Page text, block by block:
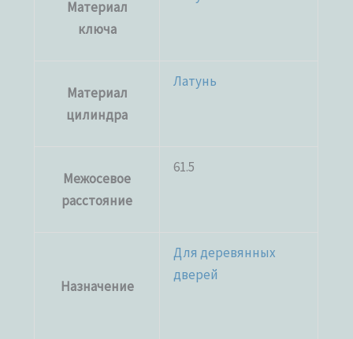
Материал
ключа
Материал
цилиндра
Латунь
Межосевое
расстояние
61.5
Назначение
Для деревянных
дверей